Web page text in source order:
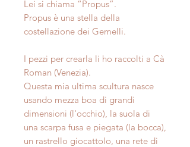
Lei si chiama “Propus”.
Propus è una stella della
costellazione dei Gemelli.
I pezzi per crearla li ho raccolti a Cà
Roman (Venezia).
Questa mia ultima scultura nasce
usando mezza boa di grandi
dimensioni (l'occhio), la suola di
una scarpa fusa e piegata (la bocca),
un rastrello giocattolo, una rete di